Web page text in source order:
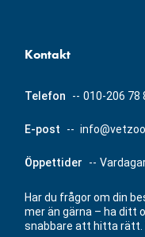
Kontakt
Telefon -- 010-206 78
E-post --
Öppettider --
Har du frågor om din
mer än gärna – ha ditt
snabbare att hitta rätt.